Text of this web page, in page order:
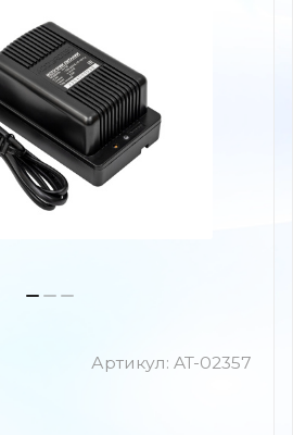
Артикул: AT-02357